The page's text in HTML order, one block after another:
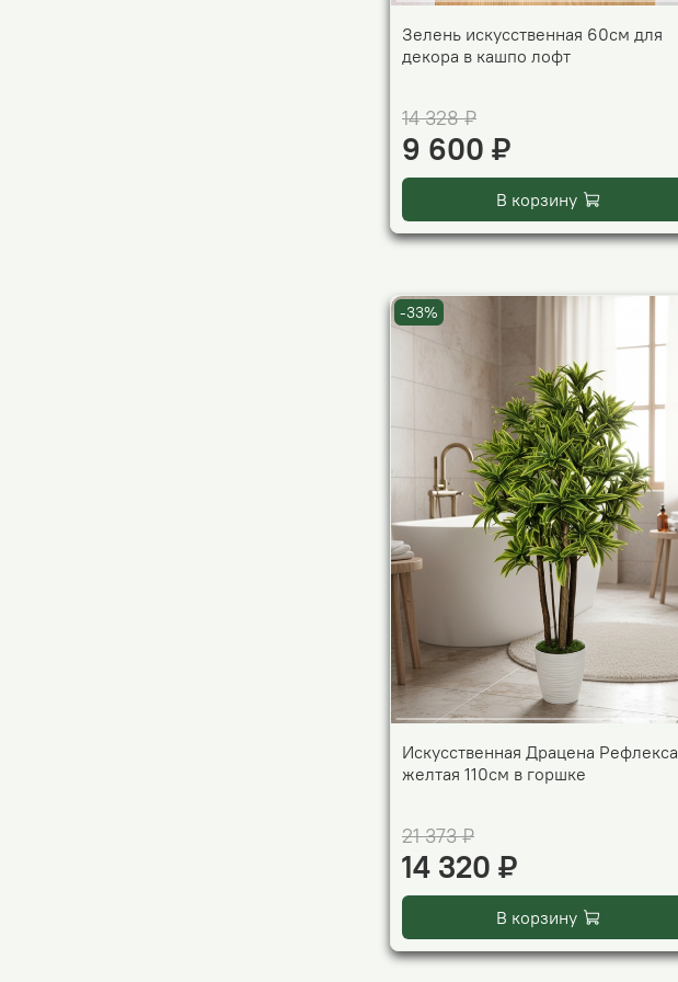
Зелень искусственная 60см для
декора в кашпо лофт
14 328 ₽
9 600 ₽
В корзину
-33%
Искусственная Драцена Рефлекса
желтая 110см в горшке
21 373 ₽
14 320 ₽
В корзину